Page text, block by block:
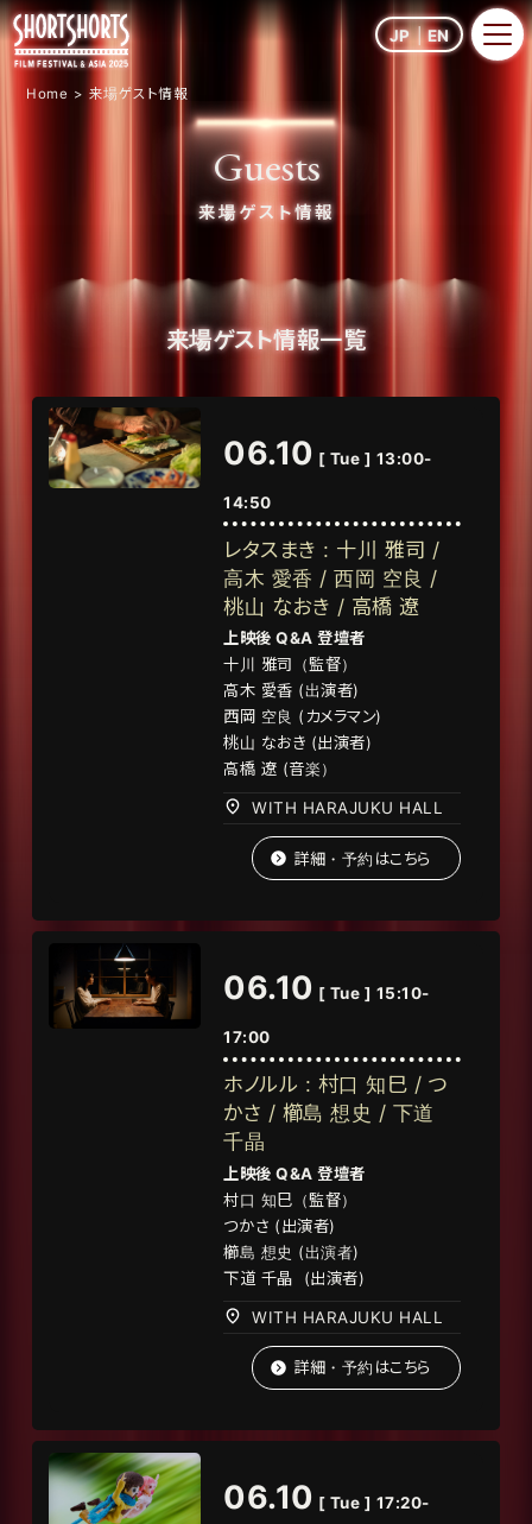
JP EN
Home 来場ゲスト情報
Guests
来場ゲスト情報
来場ゲスト情報一覧
06.10 [ Tue ] 13:00-
14:50
レタスまき : 十川 雅司 /
高木 愛香 / 西岡 空良 /
桃山 なおき / 高橋 遼
上映後 Q&A 登壇者
十川 雅司（監督）
高木 愛香 (出演者)
西岡 空良 (カメラマン)
桃山 なおき (出演者)
高橋 遼 (音楽）
WITH HARAJUKU HALL
詳細・予約はこちら
06.10 [ Tue ] 15:10-
17:00
ホノルル : 村口 知巳 / つ
かさ / 櫛島 想史 / 下道
千晶
上映後 Q&A 登壇者
村口 知巳（監督）
つかさ (出演者)
櫛島 想史 (出演者)
下道 千晶 (出演者)
WITH HARAJUKU HALL
詳細・予約はこちら
06.10 [ Tue ] 17:20-